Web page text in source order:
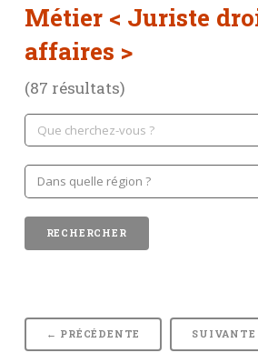
Métier < Juriste
affaires >
(87 résultats)
← PRÉCÉDENTE